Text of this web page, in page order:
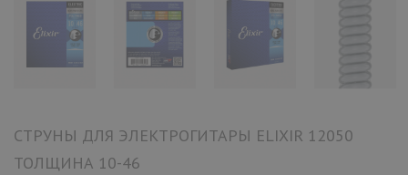
СТРУНЫ ДЛЯ ЭЛЕКТРОГИТАРЫ ELIXIR 12050
ТОЛЩИНА 10-46